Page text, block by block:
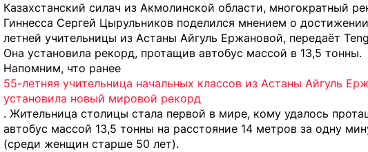
Казахстанский силач из Акмолинской области, многократный
Гиннесса Сергей Цырульников поделился мнением о
летней учительницы из Астаны Айгуль Ержановой, передаёт
Она установила рекорд, протащив автобус массой в 13,5 тонны.
Напомним, что ранее
55-летняя учительница начальных классов из Астаны Айгуль
установила новый мировой рекорд
. Жительница столицы стала первой в мире, кому удалось
автобус массой 13,5 тонны на расстояние 14 метров за одну
(среди женщин старше 50 лет).